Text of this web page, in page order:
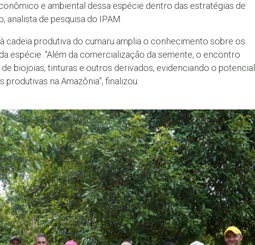
e ambiental dessa espécie dentro das estratégias de
analista de pesquisa do IPAM.
cadeia produtiva do cumaru amplia o conhecimento sobre os
espécie. “Além da comercialização da semente, o encontro
biojoias, tinturas e outros derivados, evidenciando o potencial
na Amazônia”, finalizou.